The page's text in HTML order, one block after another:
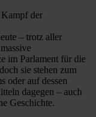
der
– trotz aller
im Parlament für die
sie stehen zum
oder auf dessen
dagegen – auch
Geschichte.